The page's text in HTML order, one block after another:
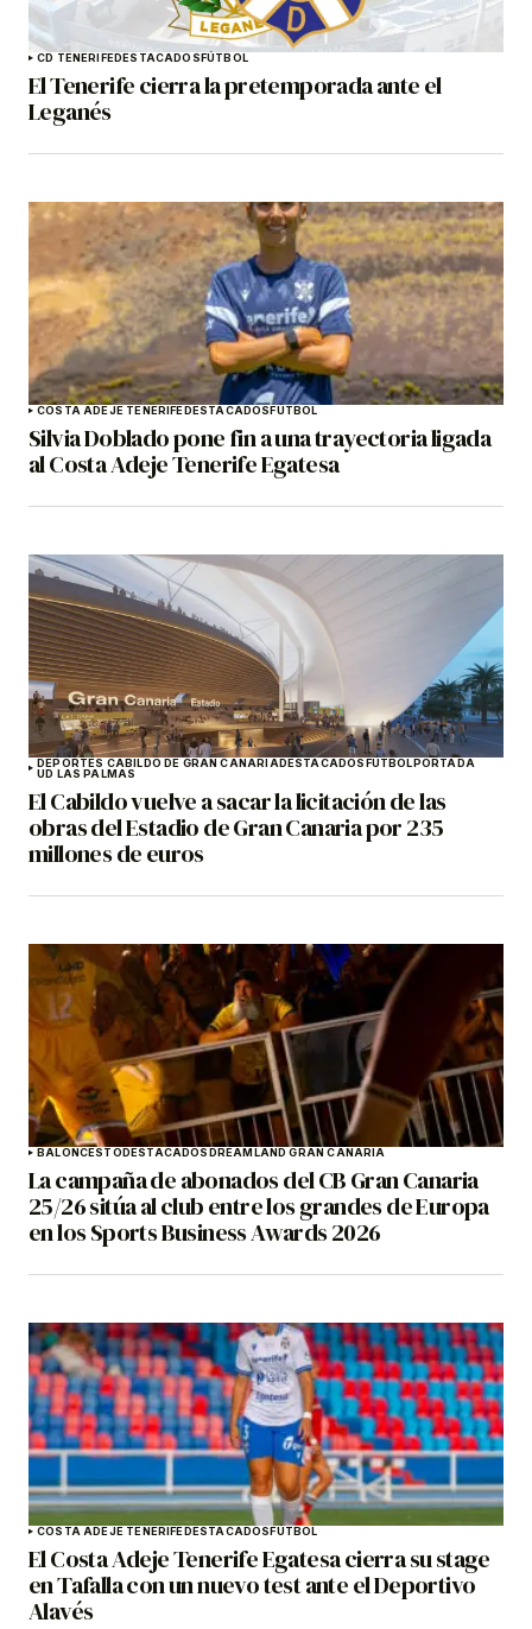
CD TENERIFEDESTACADOSFÚTBOL
El Tenerife cierra la pretemporada ante el
Leganés
COSTA ADEJE TENERIFEDESTACADOSFÚTBOL
Silvia Doblado pone fin a una trayectoria ligada
al Costa Adeje Tenerife Egatesa
DEPORTES CABILDO DE GRAN CANARIADESTACADOSFÚTBOLPORTADA
UD LAS PALMAS
El Cabildo vuelve a sacar la licitación de las
obras del Estadio de Gran Canaria por 235
millones de euros
BALONCESTODESTACADOSDREAMLAND GRAN CANARIA
La campaña de abonados del CB Gran Canaria
25/26 sitúa al club entre los grandes de Europa
en los Sports Business Awards 2026
COSTA ADEJE TENERIFEDESTACADOSFÚTBOL
El Costa Adeje Tenerife Egatesa cierra su stage
en Tafalla con un nuevo test ante el Deportivo
Alavés